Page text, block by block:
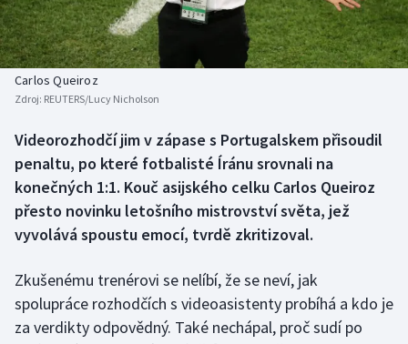
Basketbal
Biatlon
Box
Curling
Florbal
Futsal
Historické návraty
Aplikace ČT sport
Carlos Queiroz
Zdroj: REUTERS/Lucy Nicholson
Videorozhodčí jim v zápase s Portugalskem přisoudil
penaltu, po které fotbalisté Íránu srovnali na
konečných 1:1. Kouč asijského celku Carlos Queiroz
přesto novinku letošního mistrovství světa, jež
vyvolává spoustu emocí, tvrdě zkritizoval.
Zkušenému trenérovi se nelíbí, že se neví, jak
spolupráce rozhodčích s videoasistenty probíhá a kdo je
za verdikty odpovědný. Také nechápal, proč sudí po